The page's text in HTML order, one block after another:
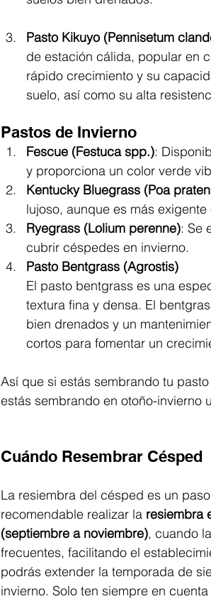
Pasto Kikuyo (Pennisetum
de estación cálida, popular en
rápido crecimiento y su
suelo, así como su alta
Pastos de Invierno
Fescue (Festuca spp.):
y proporciona un color verde
Kentucky Bluegrass (Poa
lujoso, aunque es más
Ryegrass (Lolium perenne): Se
cubrir céspedes en invierno.
Pasto Bentgrass (Agrostis)
El pasto bentgrass es una
textura fina y densa. El
bien drenados y un
cortos para fomentar un
Así que si estás sembrando tu
estás sembrando en otoño-invierno
Cuándo Resembrar Césped
La resiembra del césped es un
recomendable realizar la resiembra
(septiembre a noviembre), cuando
frecuentes, facilitando el
podrás extender la temporada de
invierno. Solo ten siempre en